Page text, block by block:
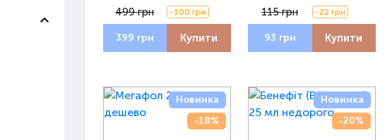
499 грн -100 грн
399 грн Купити
115 грн -22 грн
93 грн Купити
Новинка
-18%
Новинка
-20%